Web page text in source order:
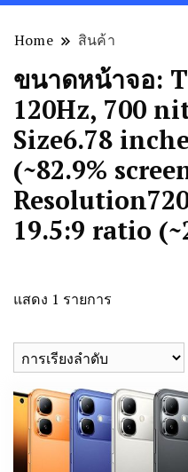
Home สินค้า
ขนาดหน้าจอ:
120Hz, 700
Size6.78
(~82.9%
19.5:9 ratio
แสดง 1 รายการ